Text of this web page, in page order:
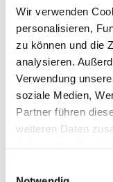
Wir verwenden
personalisieren,
zu können und die
analysieren.
Verwendung
soziale Medien,
Partner führen
weiteren Daten
Lars
U25
vonJaqueline